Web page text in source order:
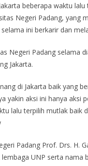
beberapa waktu
Negeri Padang, yang
ini berkarir dan
Negeri Padang selama
Jakarta.
di Jakarta baik yang
yakin aksi ini hanya aksi
lalu terpilih mutlak baik
Padang Prof. Drs. H.
UNP serta nama